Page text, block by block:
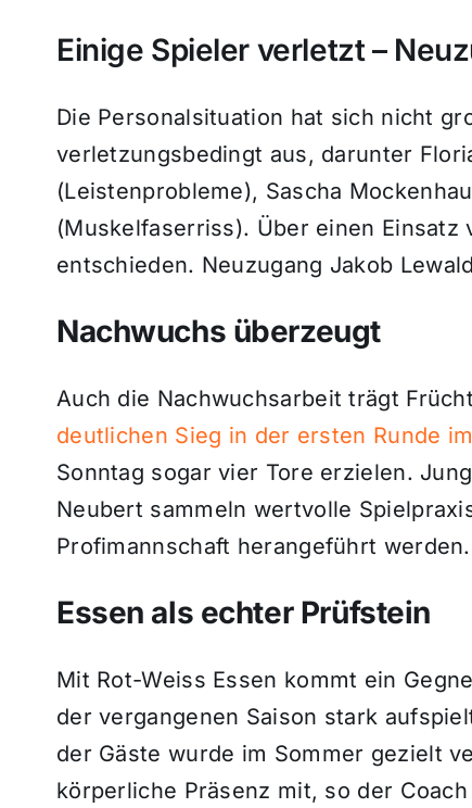
Einige Spieler verletzt –
Die Personalsituation hat sich nicht
verletzungsbedingt aus, darunter
(Leistenprobleme), Sascha
(Muskelfaserriss). Über einen
entschieden. Neuzugang Jakob
Nachwuchs überzeugt
Auch die Nachwuchsarbeit trägt
deutlichen Sieg in der ersten Runde
Sonntag sogar vier Tore erzielen.
Neubert sammeln wertvolle
Profimannschaft herangeführt werden.
Essen als echter Prüfstein
Mit Rot-Weiss Essen kommt ein
der vergangenen Saison stark
der Gäste wurde im Sommer gezielt
körperliche Präsenz mit, so der